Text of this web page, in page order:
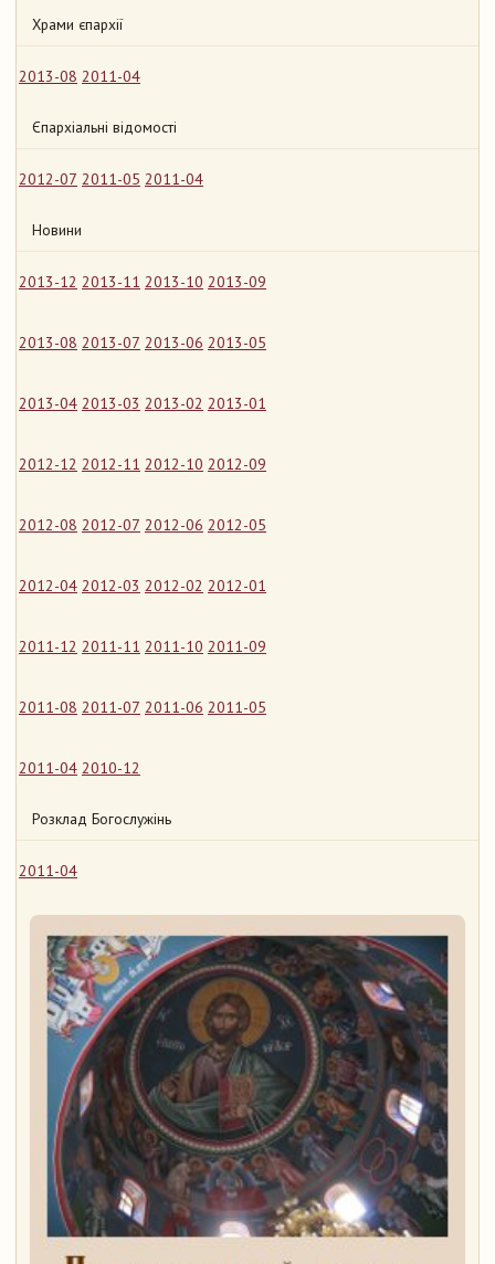
Храми єпархії
2013-08 2011-04
Єпархіальні відомості
2012-07 2011-05 2011-04
Новини
2013-12 2013-11 2013-10 2013-09
2013-08 2013-07 2013-06 2013-05
2013-04 2013-03 2013-02 2013-01
2012-12 2012-11 2012-10 2012-09
2012-08 2012-07 2012-06 2012-05
2012-04 2012-03 2012-02 2012-01
2011-12 2011-11 2011-10 2011-09
2011-08 2011-07 2011-06 2011-05
2011-04 2010-12
Розклад Богослужінь
2011-04